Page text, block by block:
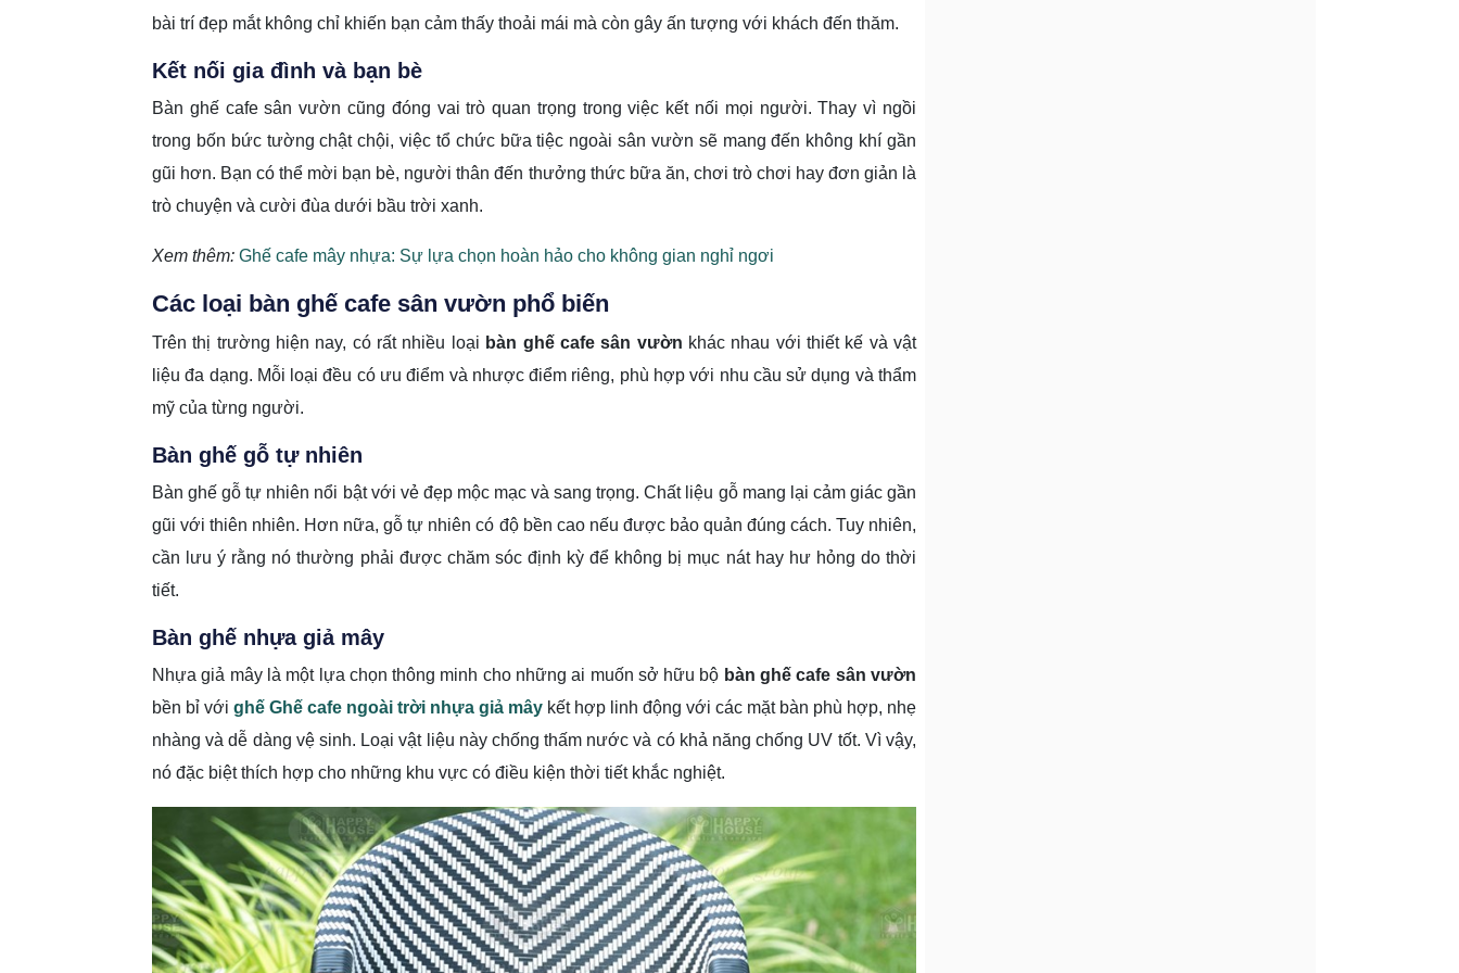
bài trí đẹp mắt không chỉ khiến bạn cảm thấy thoải mái mà còn gây ấn tượng với khách đến thăm.
Kết nối gia đình và bạn bè
Bàn ghế cafe sân vườn cũng đóng vai trò quan trọng trong việc kết nối mọi người. Thay vì ngồi
trong bốn bức tường chật chội, việc tổ chức bữa tiệc ngoài sân vườn sẽ mang đến không khí gần
gũi hơn. Bạn có thể mời bạn bè, người thân đến thưởng thức bữa ăn, chơi trò chơi hay đơn giản là
trò chuyện và cười đùa dưới bầu trời xanh.
Xem thêm: Ghế cafe mây nhựa: Sự lựa chọn hoàn hảo cho không gian nghỉ ngơi
Các loại bàn ghế cafe sân vườn phổ biến
Trên thị trường hiện nay, có rất nhiều loại bàn ghế cafe sân vườn khác nhau với thiết kế và vật
liệu đa dạng. Mỗi loại đều có ưu điểm và nhược điểm riêng, phù hợp với nhu cầu sử dụng và thẩm
mỹ của từng người.
Bàn ghế gỗ tự nhiên
Bàn ghế gỗ tự nhiên nổi bật với vẻ đẹp mộc mạc và sang trọng. Chất liệu gỗ mang lại cảm giác gần
gũi với thiên nhiên. Hơn nữa, gỗ tự nhiên có độ bền cao nếu được bảo quản đúng cách. Tuy nhiên,
cần lưu ý rằng nó thường phải được chăm sóc định kỳ để không bị mục nát hay hư hỏng do thời
tiết.
Bàn ghế nhựa giả mây
Nhựa giả mây là một lựa chọn thông minh cho những ai muốn sở hữu bộ bàn ghế cafe sân vườn
bền bỉ với ghế Ghế cafe ngoài trời nhựa giả mây kết hợp linh động với các mặt bàn phù hợp, nhẹ
nhàng và dễ dàng vệ sinh. Loại vật liệu này chống thấm nước và có khả năng chống UV tốt. Vì vậy,
nó đặc biệt thích hợp cho những khu vực có điều kiện thời tiết khắc nghiệt.